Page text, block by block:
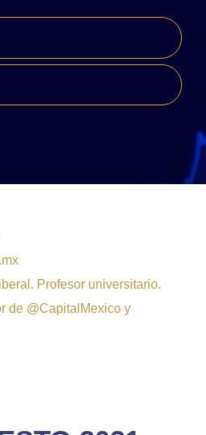
Profesor universitario.
de @CapitalMexico y